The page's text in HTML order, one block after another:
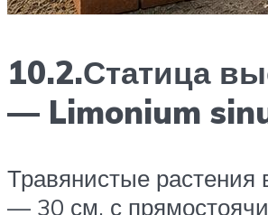
10.2.Статица
— Limonium
Травянистые растения
— 30 см. с